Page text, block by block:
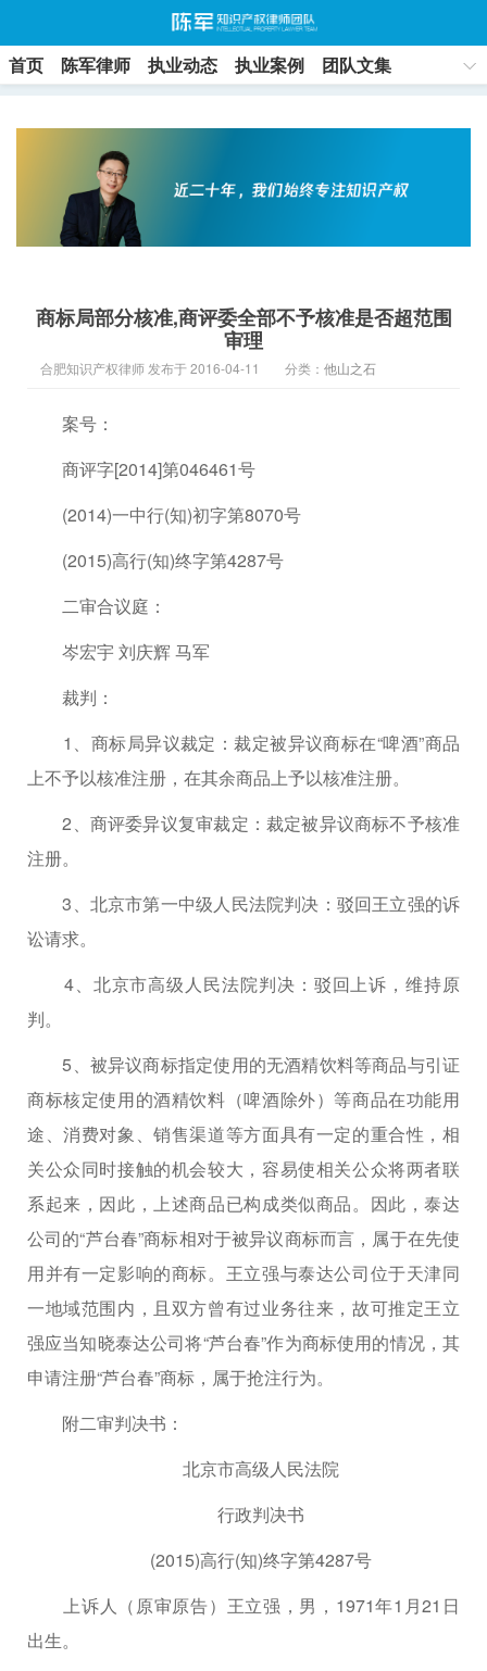
首页 陈军律师 执业动态 执业案例
团队文集
商标局部分核准,商评委全部不予核准是否超范围
审理
合肥知识产权律师 发布于 2016-04-11 分类： 他山之石
案号：
商评字[2014]第046461号
(2014)一中行(知)初字第8070号
(2015)高行(知)终字第4287号
二审合议庭：
岑宏宇 刘庆辉 马军
裁判：
1、商标局异议裁定：裁定被异议商标在“啤酒”商品
上不予以核准注册，在其余商品上予以核准注册。
2、商评委异议复审裁定：裁定被异议商标不予核准
注册。
3、北京市第一中级人民法院判决：驳回王立强的诉
讼请求。
4、北京市高级人民法院判决：驳回上诉，维持原
判。
5、被异议商标指定使用的无酒精饮料等商品与引证
商标核定使用的酒精饮料（啤酒除外）等商品在功能用
途、消费对象、销售渠道等方面具有一定的重合性，相
关公众同时接触的机会较大，容易使相关公众将两者联
系起来，因此，上述商品已构成类似商品。因此，泰达
公司的“芦台春”商标相对于被异议商标而言，属于在先使
用并有一定影响的商标。王立强与泰达公司位于天津同
一地域范围内，且双方曾有过业务往来，故可推定王立
强应当知晓泰达公司将“芦台春”作为商标使用的情况，其
申请注册“芦台春”商标，属于抢注行为。
附二审判决书：
北京市高级人民法院
行政判决书
(2015)高行(知)终字第4287号
上诉人（原审原告）王立强，男，1971年1月21日
出生。